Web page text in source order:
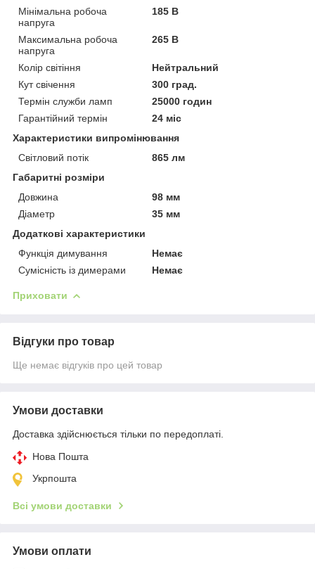
Мінімальна робоча
напруга
185 В
Максимальна робоча
напруга
265 В
Колір світіння
Нейтральний
Кут свічення
300 град.
Термін служби ламп
25000 годин
Гарантійний термін
24 міс
Характеристики випромінювання
Світловий потік
865 лм
Габаритні розміри
Довжина
98 мм
Діаметр
35 мм
Додаткові характеристики
Функція димування
Немає
Сумісність із димерами
Немає
Приховати
Відгуки про товар
Ще немає відгуків про цей товар
Умови доставки
Доставка здійснюється тільки по передоплаті.
Нова Пошта
Укрпошта
Всі умови доставки
Умови оплати